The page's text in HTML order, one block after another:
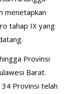
menetapkan
tahap IX yang
Provinsi
Barat.
Provinsi telah